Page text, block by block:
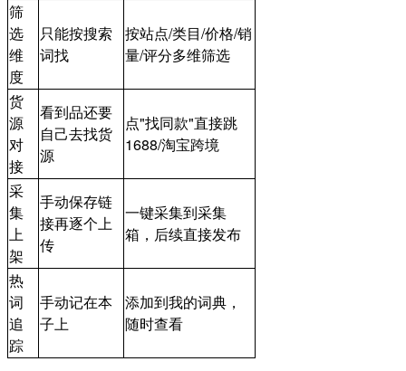
筛
选
维
度
只能按搜索
词找
按站点/类目/价格/销
量/评分多维筛选
货
源
对
接
看到品还要
自己去找货
源
点"找同款"直接跳
1688/淘宝跨境
采
集
上
架
手动保存链
接再逐个上
传
一键采集到采集
箱，后续直接发布
热
词
追
踪
手动记在本
子上
添加到我的词典，
随时查看